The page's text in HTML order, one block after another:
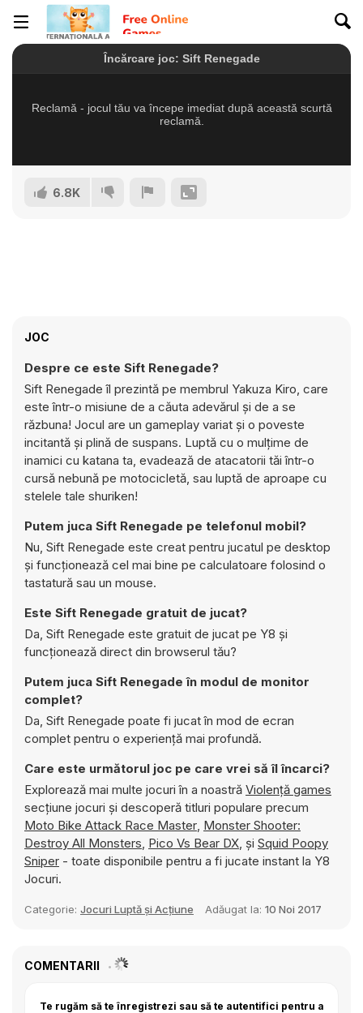
6.8K
JOC
Despre ce este Sift Renegade?
Sift Renegade îl prezintă pe membrul Yakuza Kiro, care
este într-o misiune de a căuta adevărul și de a se
răzbuna! Jocul are un gameplay variat și o poveste
incitantă și plină de suspans. Luptă cu o mulțime de
inamici cu katana ta, evadează de atacatorii tăi într-o
cursă nebună pe motocicletă, sau luptă de aproape cu
stelele tale shuriken!
Putem juca Sift Renegade pe telefonul mobil?
Nu, Sift Renegade este creat pentru jucatul pe desktop
și funcționează cel mai bine pe calculatoare folosind o
tastatură sau un mouse.
Este Sift Renegade gratuit de jucat?
Da, Sift Renegade este gratuit de jucat pe Y8 și
funcționează direct din browserul tău?
Putem juca Sift Renegade în modul de monitor
complet?
Da, Sift Renegade poate fi jucat în mod de ecran
complet pentru o experiență mai profundă.
Care este următorul joc pe care vrei să îl încarci?
Explorează mai multe jocuri în a noastră Violenţă games
secțiune jocuri și descoperă titluri populare precum
Moto Bike Attack Race Master, Monster Shooter:
Destroy All Monsters, Pico Vs Bear DX, și Squid Poopy
Sniper - toate disponibile pentru a fi jucate instant la Y8
Jocuri.
Categorie: Jocuri Luptă și Acțiune Adăugat la: 10 Noi 2017
COMENTARII
Te rugăm să te înregistrezi sau să te autentifici pentru a